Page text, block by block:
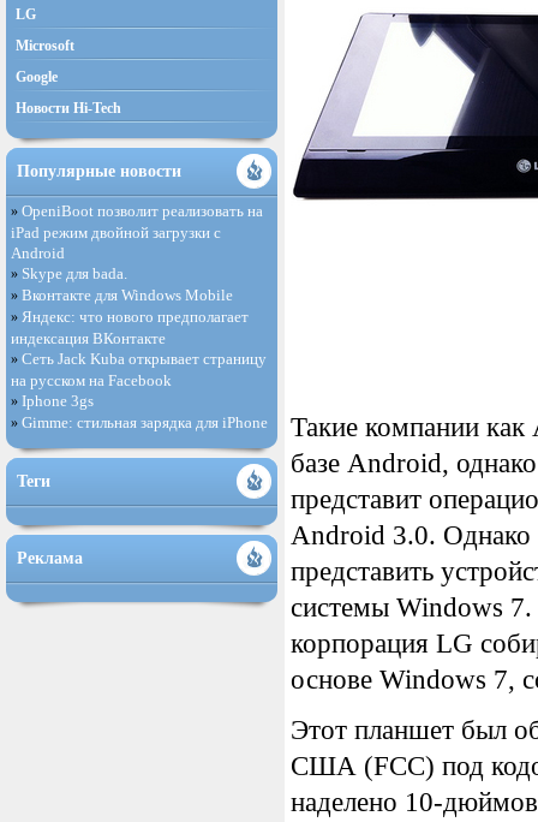
Такие компании
базе Android,
представит
Android 3.0. Однако
представить
системы Windows
корпорация LG
основе Windows 7,
Этот планшет был
США (FCC) под
наделено 10-
LG
Microsoft
Google
Новости Hi-Tech
Популярные новости
» OpeniBoot позволит реализовать на
iPad режим двойной загрузки с
Android
» Skype для bada.
» Вконтакте для Windows Mobile
» Яндекс: что нового предполагает
индексация ВКонтакте
» Сеть Jack Kuba открывает страницу
на русском на Facebook
» Iphone 3gs
» Gimme: стильная зарядка для iPhone
Теги
Реклама